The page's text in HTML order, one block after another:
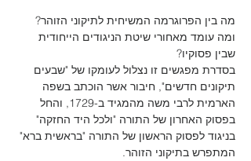
מה בין הפרוגרמה המשיחית לתיקוני הזוהר?
ומה עומד מאחורי שיטת הניגודים הייחודית
שבין פסוקיו?
בסדרת מפגשים זו נצלול לעומקו של "שבעים
תיקונים חדשים", חיבור אשר הוכתב בשפה
הארמית לרבי משה מהמגיד ב-1729, והחל
בפסוק האחרון של התורה "ולכל היד החזקה"
בניגוד לפסוק הראשון של התורה "בראשית ברא"
המתפרש בתיקוני הזוהר.